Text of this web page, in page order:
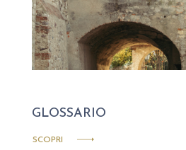
GLOSSARIO
SCOPRI